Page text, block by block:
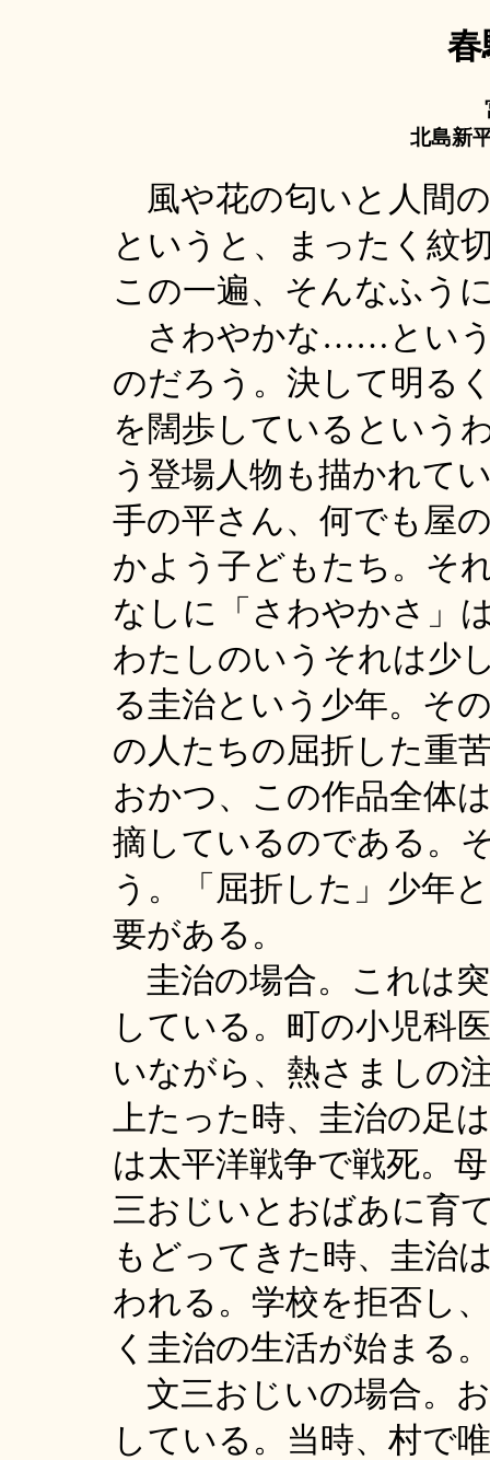
北島新
風や花の匂いと人間
というと、まったく紋
この一遍、そんなふう
さわやかな……という
のだろう。決して明る
を闊歩しているという
う登場人物も描かれて
手の平さん、何でも屋
かよう子どもたち。そ
なしに「さわやかさ」
わたしのいうそれは少
る圭治という少年。そ
の人たちの屈折した重
おかつ、この作品全体
摘しているのである。
う。「屈折した」少年
要がある。
圭治の場合。これは
している。町の小児科
いながら、熱さましの
上たった時、圭治の足
は太平洋戦争で戦死。
三おじいとおばあに育
もどってきた時、圭治
われる。学校を拒否し
く圭治の生活が始まる。
文三おじいの場合。
している。当時、村で